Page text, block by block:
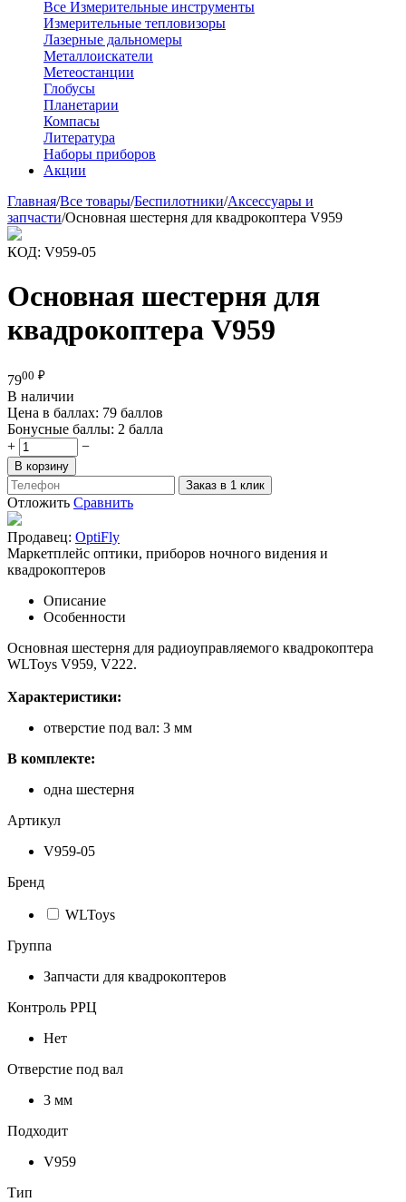
Все Измерительные инструменты
Измерительные тепловизоры
Лазерные дальномеры
Металлоискатели
Метеостанции
Глобусы
Планетарии
Компасы
Литература
Наборы приборов
Акции
Главная/Все товары/Беспилотники/Аксессуары и
запчасти/Основная шестерня для квадрокоптера V959
КОД: V959-05
Основная шестерня для
квадрокоптера V959
7900 ₽
В наличии
Цена в баллах: 79 баллов
Бонусные баллы: 2 балла
+
−
В корзину
Заказ в 1 клик
Отложить Сравнить
Продавец: OptiFly
Маркетплейс оптики, приборов ночного видения и
квадрокоптеров
Описание
Особенности
Основная шестерня для радиоуправляемого квадрокоптера
WLToys V959, V222.
Характеристики:
отверстие под вал: 3 мм
В комплекте:
одна шестерня
Артикул
V959-05
Бренд
WLToys
Группа
Запчасти для квадрокоптеров
Контроль РРЦ
Нет
Отверстие под вал
3 мм
Подходит
V959
Тип